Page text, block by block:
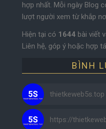
hợp nhất. Mỗi ngày Blog
lượt người xem từ khắp
Hiện tại có 1644bài viết
Liên hệ, góp ý hoặc hợp
BÌNH
thietkeweb5s.top
https://